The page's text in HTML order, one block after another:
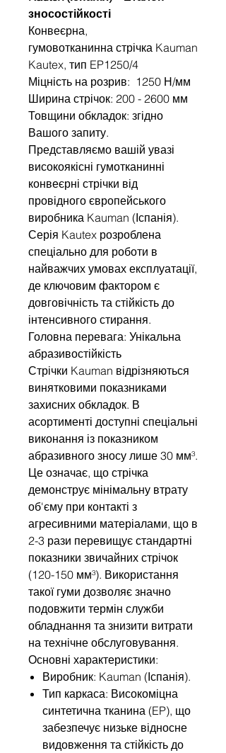
зносостійкості
Конвеєрна,
гумовотканинна стрічка Kauman
Kautex, тип EP1250/4
Міцність на розрив: 1250 Н/мм
Ширина стрічок: 200 - 2600 мм
Товщини обкладок: згідно
Вашого запиту.
Представляємо вашій увазі
високоякісні гумотканинні
конвеєрні стрічки від
провідного європейського
виробника Kauman (Іспанія).
Серія Kautex розроблена
спеціально для роботи в
найважчих умовах експлуатації,
де ключовим фактором є
довговічність та стійкість до
інтенсивного стирання.
Головна перевага: Унікальна
абразивостійкість
Стрічки Kauman відрізняються
винятковими показниками
захисних обкладок. В
асортименті доступні спеціальні
виконання із показником
абразивного зносу лише 30 мм³.
Це означає, що стрічка
демонструє мінімальну втрату
об'єму при контакті з
агресивними матеріалами, що в
2-3 рази перевищує стандартні
показники звичайних стрічок
(120-150 мм³). Використання
такої гуми дозволяє значно
подовжити термін служби
обладнання та знизити витрати
на технічне обслуговування.
Основні характеристики:
Виробник: Kauman (Іспанія).
Тип каркаса: Високоміцна
синтетична тканина (EP), що
забезпечує низьке відносне
видовження та стійкість до